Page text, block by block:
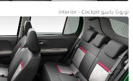
تويوتا باسو interior - Cockpit